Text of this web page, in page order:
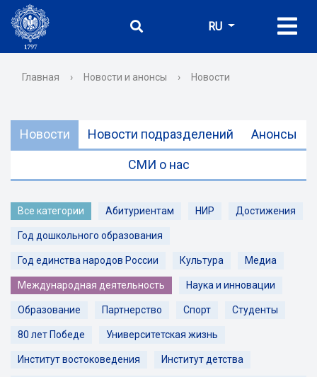
RU
Главная › Новости и анонсы › Новости
Новости Новости подразделений Анонсы
СМИ о нас
Все категории Абитуриентам НИР Достижения
Год дошкольного образования
Год единства народов России Культура Медиа
Международная деятельность Наука и инновации
Образование Партнерство Спорт Студенты
80 лет Победе Университетская жизнь
Институт востоковедения Институт детства